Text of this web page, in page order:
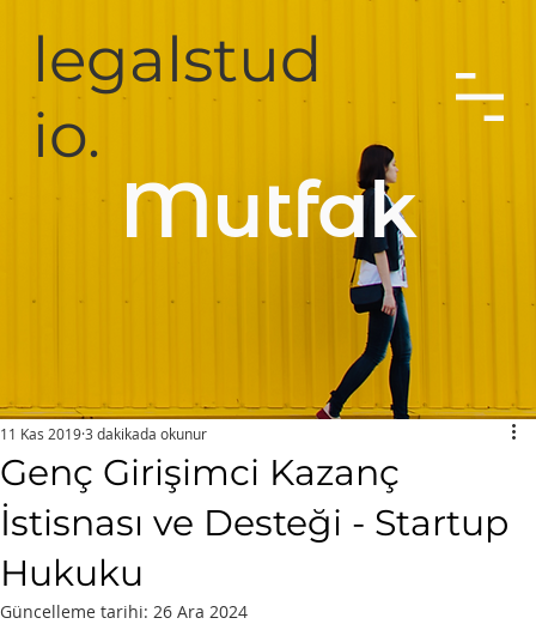
legalstud
io.
Mutfak
Genç Girişimci Kazanç
İstisnası ve Desteği - Startup
Hukuku
11 Kas 20193 dakikada okunur
Güncelleme tarihi: 26 Ara 2024